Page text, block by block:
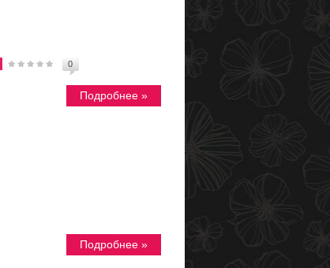
0
Подробнее »
Подробнее »